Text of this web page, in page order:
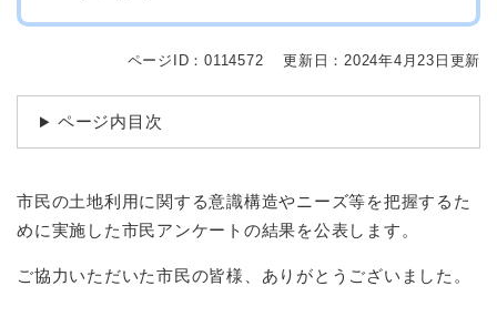
ページID：0114572 更新日：2024年4月23日更新
ページ内目次
市民の土地利用に関する意識構造やニーズ等を把握するた
めに実施した市民アンケートの結果を公表します。
ご協力いただいた市民の皆様、ありがとうございました。